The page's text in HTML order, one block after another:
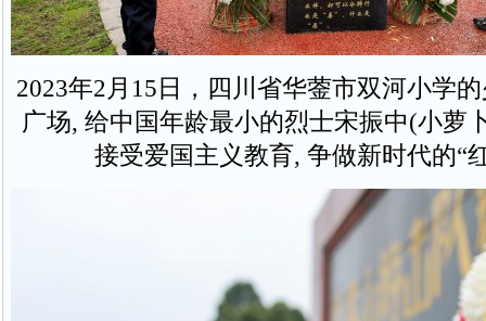
2023年2月15日，四川省华蓥市双河小学
广场, 给中国年龄最小的烈士宋振中(小萝
接受爱国主义教育, 争做新时代的“